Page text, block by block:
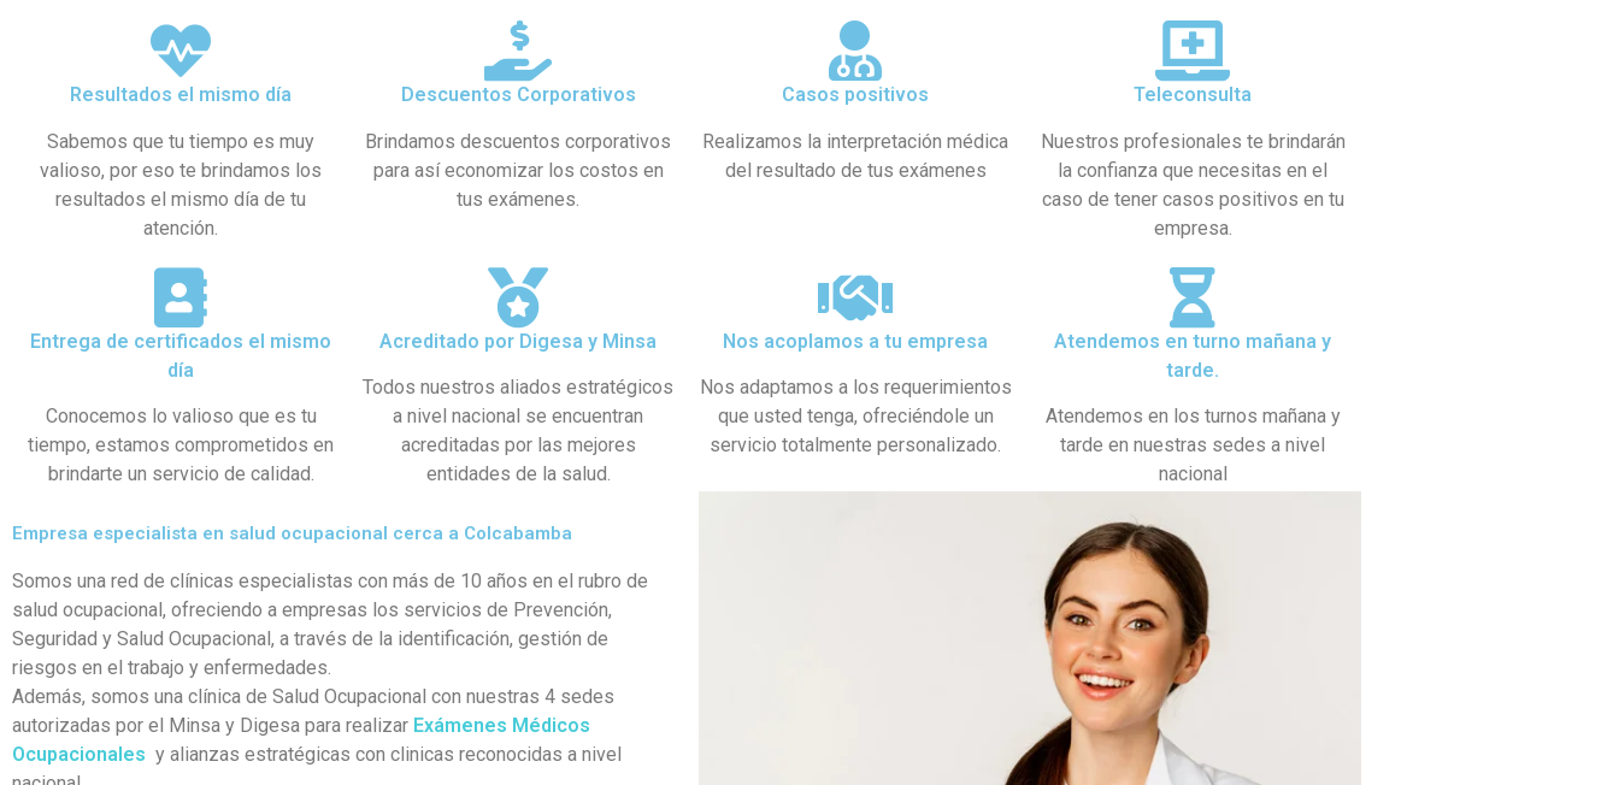
Resultados el mismo día
Sabemos que tu tiempo es muy
valioso, por eso te brindamos los
resultados el mismo día de tu
atención.
Descuentos Corporativos
Brindamos descuentos corporativos
para así economizar los costos en
tus exámenes.
Casos positivos
Realizamos la interpretación médica
del resultado de tus exámenes
Teleconsulta
Nuestros profesionales te brindarán
la confianza que necesitas en el
caso de tener casos positivos en tu
empresa.
Entrega de certificados el mismo
día
Conocemos lo valioso que es tu
tiempo, estamos comprometidos en
brindarte un servicio de calidad.
Acreditado por Digesa y Minsa​
Todos nuestros aliados estratégicos
a nivel nacional se encuentran
acreditadas por las mejores
entidades de la salud.
Nos acoplamos a tu empresa
Nos adaptamos a los requerimientos
que usted tenga, ofreciéndole un
servicio totalmente personalizado.
Atendemos en turno mañana y
tarde.
Atendemos en los turnos mañana y
tarde en nuestras sedes a nivel
nacional
Empresa especialista en salud ocupacional cerca a Colcabamba
Somos una red de clínicas especialistas con más de 10 años en el rubro de
salud ocupacional, ofreciendo a empresas los servicios de Prevención,
Seguridad y Salud Ocupacional, a través de la identificación, gestión de
riesgos en el trabajo y enfermedades.
Además, somos una clínica de Salud Ocupacional con nuestras 4 sedes
autorizadas por el Minsa y Digesa para realizar Exámenes Médicos
Ocupacionales y alianzas estratégicas con clinicas reconocidas a nivel